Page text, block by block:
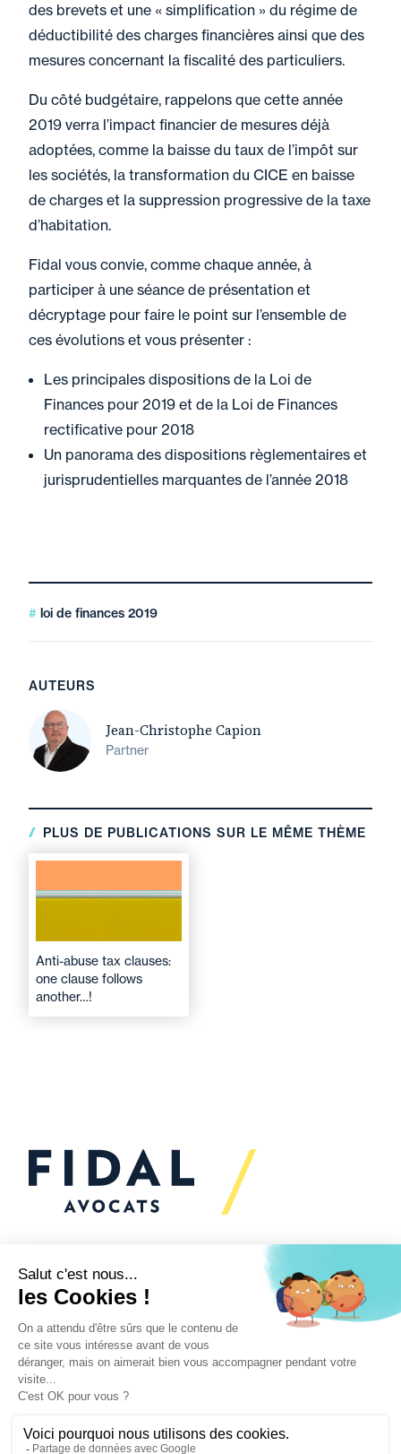
des brevets et une « simplification » du régime de
déductibilité des charges financières ainsi que des
mesures concernant la fiscalité des particuliers.
Du côté budgétaire, rappelons que cette année
2019 verra l’impact financier de mesures déjà
adoptées, comme la baisse du taux de l’impôt sur
les sociétés, la transformation du CICE en baisse
de charges et la suppression progressive de la taxe
d’habitation.
Fidal vous convie, comme chaque année, à
participer à une séance de présentation et
décryptage pour faire le point sur l’ensemble de
ces évolutions et vous présenter :
Les principales dispositions de la Loi de
Finances pour 2019 et de la Loi de Finances
rectificative pour 2018
Un panorama des dispositions règlementaires et
jurisprudentielles marquantes de l’année 2018
loi de finances 2019
AUTEURS
Jean-Christophe Capion
Partner
PLUS DE PUBLICATIONS SUR LE MÊME THÈME
Anti-abuse tax clauses:
one clause follows
another…!
Would you like to talk to
us?
We’re
here to help
Your challenges Our practices